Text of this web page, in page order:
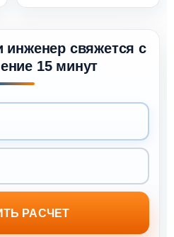
инженер свяжется с
15 минут
РАСЧЕТ